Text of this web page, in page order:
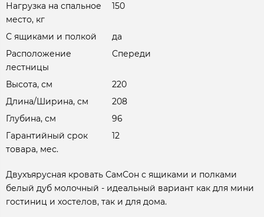
Нагрузка на спальное
место, кг
150
С ящиками и полкой
да
Расположение
лестницы
Спереди
Высота, см
220
Длина/Ширина, см
208
Глубина, см
96
Гарантийный срок
товара, мес.
12
Двухъярусная кровать СамСон с ящиками и полками
белый дуб молочный - идеальный вариант как для мини
гостиниц и хостелов, так и для дома.